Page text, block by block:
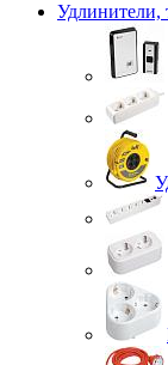
Удлинители,